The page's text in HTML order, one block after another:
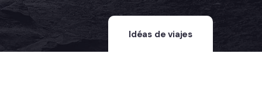
Idéas de viajes